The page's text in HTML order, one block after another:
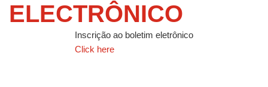
ELECTRÔNICO
Inscrição ao boletim eletrônico
Click here